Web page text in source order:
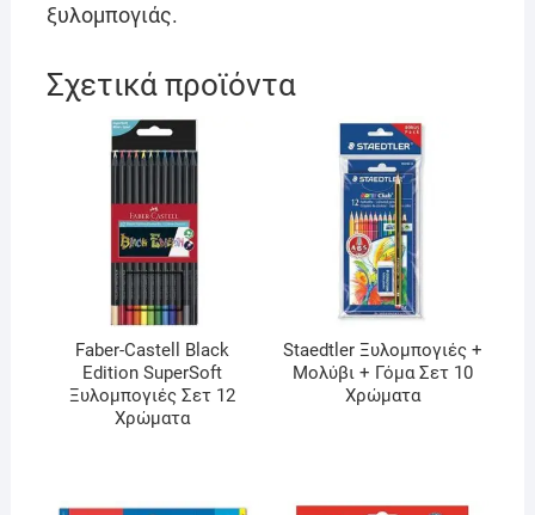
ξυλομπογιάς.
Σχετικά προϊόντα
Faber-Castell Black
Edition SuperSoft
Ξυλομπογιές Σετ 12
Χρώματα
Staedtler Ξυλομπογιές +
Μολύβι + Γόμα Σετ 10
Χρώματα